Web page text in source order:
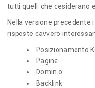
tutti quelli che desiderano
Nella versione precedente
risposte davvero
Posizionamento
Pagina
Dominio
Backlink